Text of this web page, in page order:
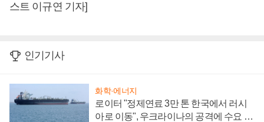
스트 이규연 기자]
인기기사
화학·에너지
로이터 "정제연료 3만 톤 한국에서 러시
아로 이동", 우크라이나의 공격에 수요 늘